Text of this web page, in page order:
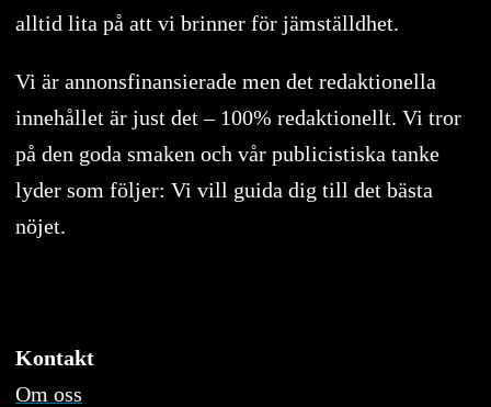
alltid lita på att vi brinner för jämställdhet.
Vi är annonsfinansierade men det redaktionella
innehållet är just det – 100% redaktionellt. Vi tror
på den goda smaken och vår publicistiska tanke
lyder som följer: Vi vill guida dig till det bästa
nöjet.
Kontakt
Om oss